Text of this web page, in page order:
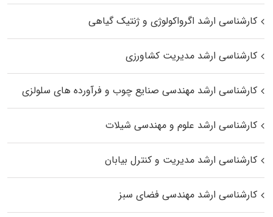
کارشناسی ارشد اگرواکولوژی و ژنتیک گیاهی
کارشناسی ارشد مدیریت کشاورزی
کارشناسی ارشد مهندسی صنایع چوب و فرآورده‌ های سلولزی
کارشناسی ارشد علوم و مهندسی شیلات
کارشناسی ارشد مدیریت و کنترل بیابان
کارشناسی ارشد مهندسی فضای سبز